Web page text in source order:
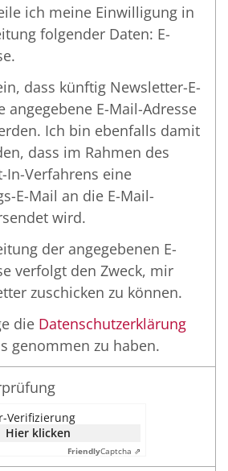
ich meine Einwilligung in
folgender Daten: E-
dass künftig Newsletter-E-
angegebene E-Mail-Adresse
Ich bin ebenfalls damit
dass im Rahmen des
In-Verfahrens eine
E-Mail an die E-Mail-
wird.
der angegebenen E-
verfolgt den Zweck, mir
zuschicken zu können.
die Datenschutzerklärung
genommen zu haben.
Verifizierung
Hier klicken
FriendlyCaptcha ⇗